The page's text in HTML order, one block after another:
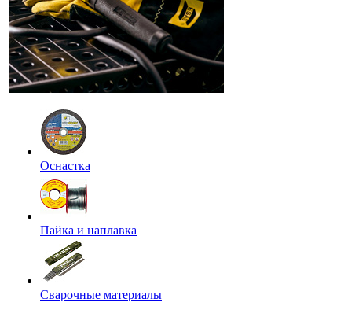
Оснастка
Пайка и наплавка
Сварочные материалы